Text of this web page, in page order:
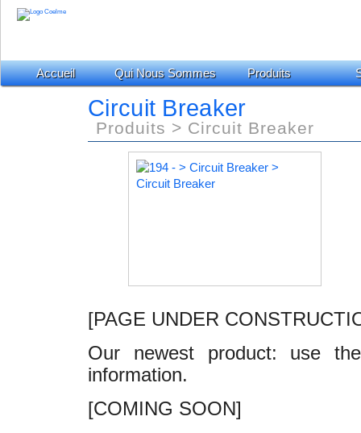
Accueil Qui Nous Sommes Produits
Circuit Breaker
Produits > Circuit Breaker
[PAGE UNDER
Our newest product: use
information.
[COMING SOON]